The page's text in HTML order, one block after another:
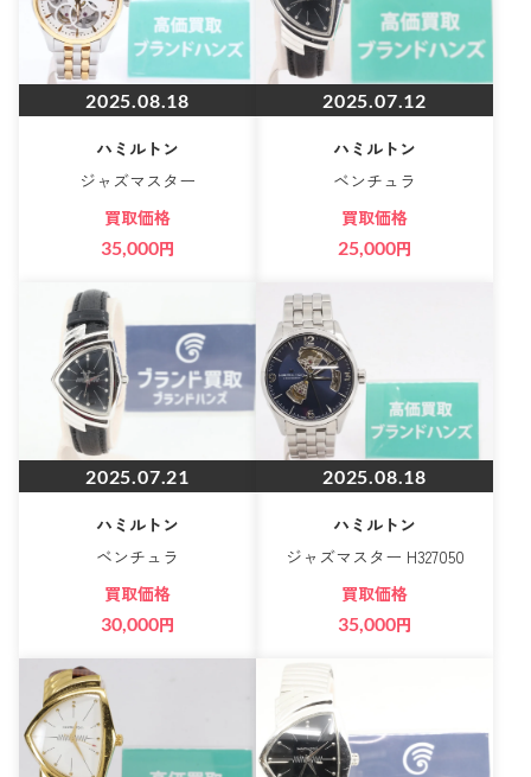
2025.08.18
ハミルトン
ジャズマスター
買取価格
35,000円
2025.07.12
ハミルトン
ベンチュラ
買取価格
25,000円
2025.07.21
ハミルトン
ベンチュラ
買取価格
30,000円
2025.08.18
ハミルトン
ジャズマスター H327050
買取価格
35,000円